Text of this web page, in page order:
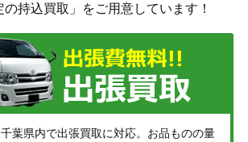
持込買取」をご用意しています！
葉県内で出張買取に対応。お品ものの量